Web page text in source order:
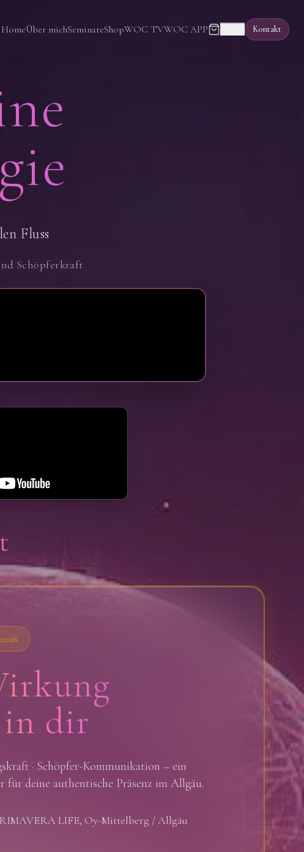
HomeÜber michSeminareShopWOC TVWOC APP Kontakt
Fluss
Schöpferkraft
dir
· Schöpfer-Kommunikation – ein
für deine authentische Präsenz im Allgäu.
LIFE, Oy-Mittelberg / Allgäu